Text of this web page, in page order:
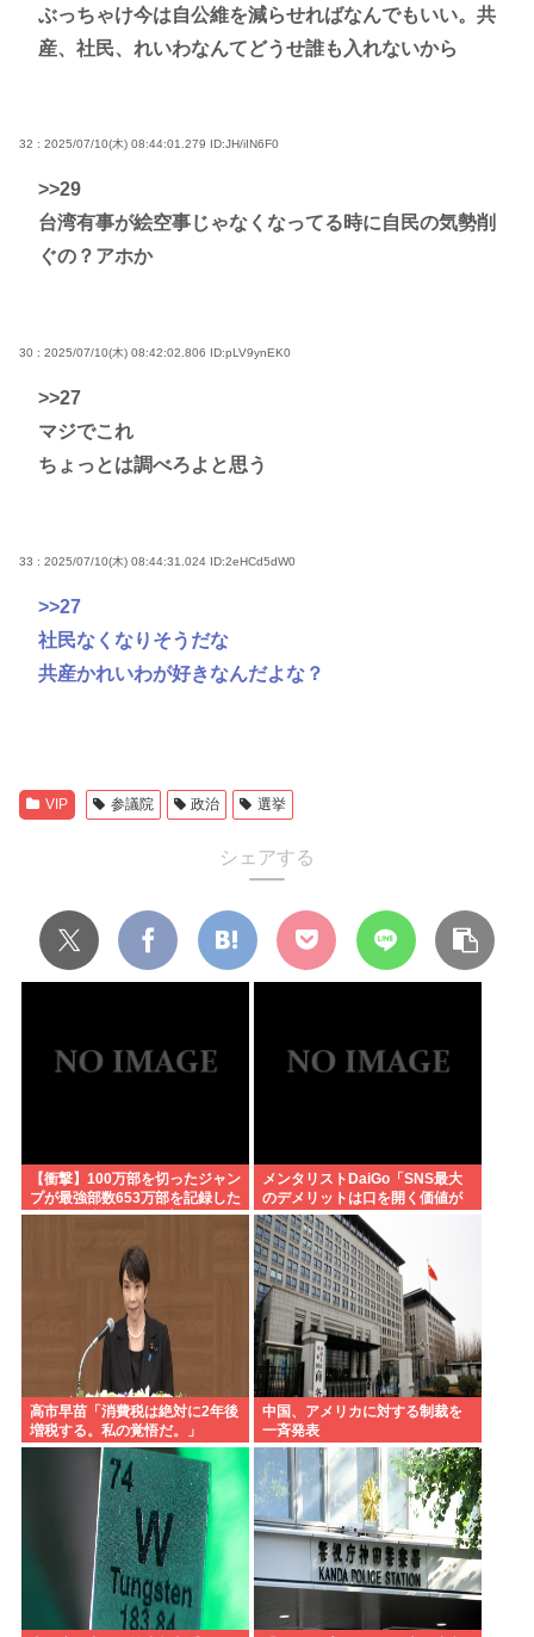
ぶっちゃけ今は自公維を減らせればなんでもいい。共
産、社民、れいわなんてどうせ誰も入れないから
32 : 2025/07/10(木) 08:44:01.279 ID:JH/iIN6F0
>>29
台湾有事が絵空事じゃなくなってる時に自民の気勢削
ぐの？アホか
30 : 2025/07/10(木) 08:42:02.806 ID:pLV9ynEK0
>>27
マジでこれ
ちょっとは調べろよと思う
33 : 2025/07/10(木) 08:44:31.024 ID:2eHCd5dW0
>>27
社民なくなりそうだな
共産かれいわが好きなんだよな？
VIP 参議院 政治 選挙
シェアする
【衝撃】100万部を切ったジャン
プが最強部数653万部を記録した
時の週刊少年ジャンプの面子が
メンタリストDaiGo「SNS最大
のデメリットは口を開く価値が
ない奴が発信できるようになっ
たこと」
高市早苗「消費税は絶対に2年後
増税する。私の覚悟だ。」
中国、アメリカに対する制裁を
一斉発表